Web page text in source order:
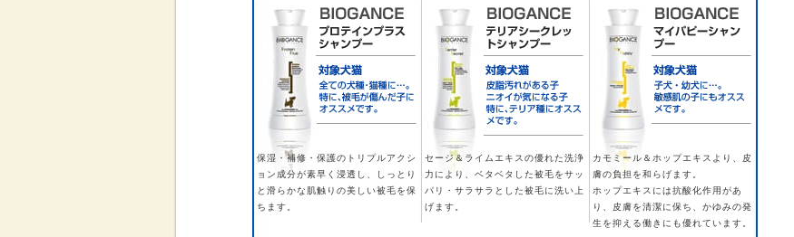
保湿・補修・保護のトリプルアクシ
ョン成分が素早く浸透し、しっとり
と滑らかな肌触りの美しい被毛を保
ちます。
セージ＆ライムエキスの優れた洗浄
力により、ベタベタした被毛をサッ
パリ・サラサラとした被毛に洗い上
げます。
カモミール＆ホップエキスより、皮
膚の負担を和らげます。
ホップエキスには抗酸化作用があ
り、皮膚を清潔に保ち、かゆみの発
生を抑える働きにも優れています。